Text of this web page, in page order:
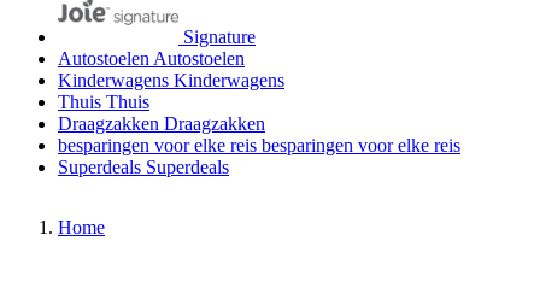
Signature
Autostoelen Autostoelen
Kinderwagens Kinderwagens
Thuis Thuis
Draagzakken Draagzakken
besparingen voor elke reis besparingen voor elke reis
Superdeals Superdeals
Home